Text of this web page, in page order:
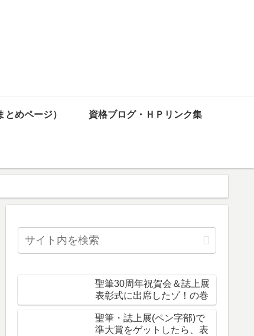
めページ） 資格ブログ・ＨＰリンク集
聖筆30周年祝賀会＆誌上展
表彰式に出席したゾ！の巻
聖筆・誌上展(ペン字部)で
準大賞をゲットしたら、表